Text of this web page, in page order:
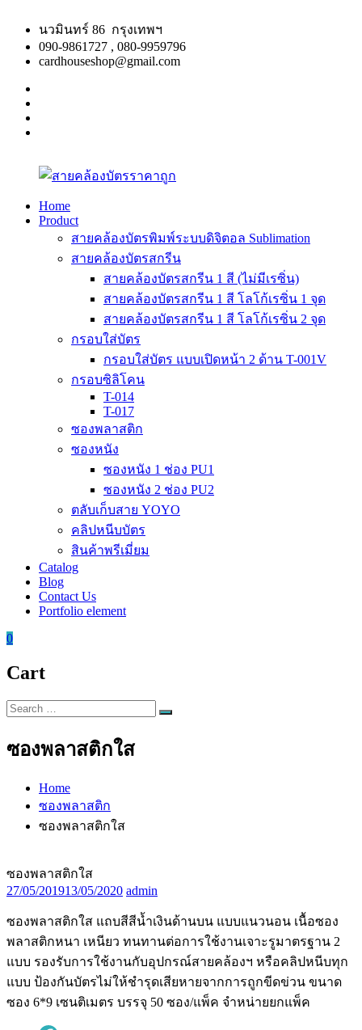
content
นวมินทร์ 86 กรุงเทพฯ
090-9861727 , 080-9959796
cardhouseshop@gmail.com
สาย
สินค้า
Home
Product
สายคล้องบัตรพิมพ์ระบบดิจิตอล Sublimation
สายคล้องบัตรสกรีน
สายคล้องบัตรสกรีน 1 สี (ไม่มีเรซิ่น)
สายคล้องบัตรสกรีน 1 สี โลโก้เรซิ่น 1 จุด
สายคล้องบัตรสกรีน 1 สี โลโก้เรซิ่น 2 จุด
กรอบใส่บัตร
กรอบใส่บัตร แบบเปิดหน้า 2 ด้าน T-001V
กรอบซิลิโคน
T-014
T-017
ซองพลาสติก
ซองหนัง
ซองหนัง 1 ช่อง PU1
ซองหนัง 2 ช่อง PU2
ตลับเก็บสาย YOYO
คลิปหนีบบัตร
สินค้าพรีเมี่ยม
Catalog
Blog
Contact Us
Portfolio element
0
Cart
Search
for:
Search
ซองพลาสติกใส
Home
ซองพลาสติก
ซองพลาสติกใส
ซองพลาสติกใส
27/05/201913/05/2020 admin
ซองพลาสติกใส แถบสีสีน้ำเงินด้านบน แบบแนวนอน เนื้อซอง
พลาสติกหนา เหนียว ทนทานต่อการใช้งานเจาะรูมาตรฐาน 2
แบบ รองรับการใช้งานกับอุปกรณ์สายคล้องฯ หรือคลิปหนีบทุก
แบบ ป้องกันบัตรไม่ให้ชำรุดเสียหายจากการถูกขีดข่วน ขนาด
ซอง 6*9 เซนติเมตร บรรจุ 50 ซอง/แพ็ค จำหน่ายยกแพ็ค